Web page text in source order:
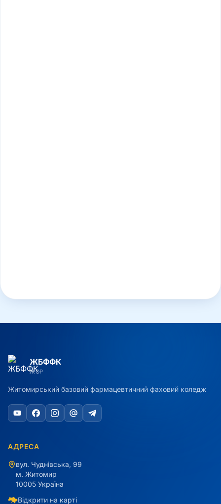
ЖБФФК
ЖОР
Житомирський базовий фармацевтичний фаховий коледж
АДРЕСА
вул. Чуднівська, 99
м. Житомир
10005 Україна
Відкрити на карті